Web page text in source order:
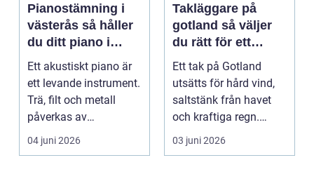
Pianostämning i
västerås så håller
du ditt piano i
toppform
Ett akustiskt piano är
ett levande instrument.
Trä, filt och metall
påverkas av
årstidernas växlinga...
04 juni 2026
Takläggare på
gotland så väljer
du rätt för ett
hållbart tak
Ett tak på Gotland
utsätts för hård vind,
saltstänk från havet
och kraftiga regn.
Taket behöver vara...
03 juni 2026